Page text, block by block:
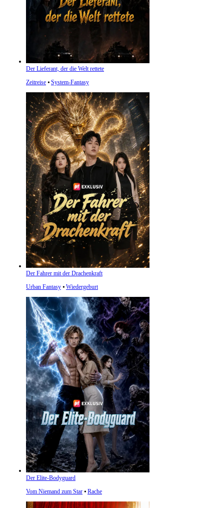
Der Lieferant, der die Welt rettete
Zeitreise ⦁ System-Fantasy
Der Fahrer mit der Drachenkraft
Urban Fantasy ⦁ Wiedergeburt
Der Elite-Bodyguard
Vom Niemand zum Star ⦁ Rache